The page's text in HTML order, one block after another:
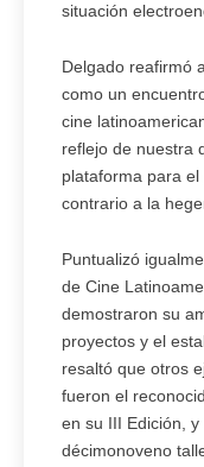
situación
Delgado reafirmó
como un
cine
reflejo de nuestra
plataforma para
contrario a la
Puntualizó
de Cine
demostraron su
proyectos y el
resaltó que otros
fueron el
en su III Edición,
décimonoveno